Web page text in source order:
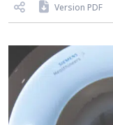
Version PDF